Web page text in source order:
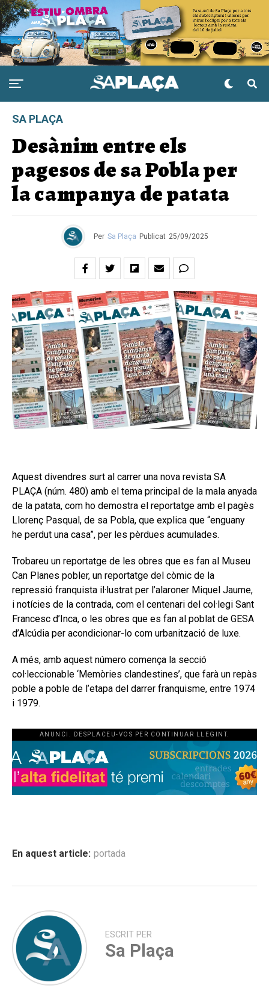
SA PLAÇA
Desànim entre els
pagesos de sa Pobla per
la campanya de patata
Per Sa Plaça Publicat 25/09/2025
Aquest divendres surt al carrer una nova revista SA
PLAÇA (núm. 480) amb el tema principal de la mala anyada
de la patata, com ho demostra el reportatge amb el pagès
Llorenç Pasqual, de sa Pobla, que explica que “enguany
he perdut una casa”, per les pèrdues acumulades.
Trobareu un reportatge de les obres que es fan al Museu
Can Planes pobler, un reportatge del còmic de la
repressió franquista il·lustrat per l’alaroner Miquel Jaume,
i notícies de la contrada, com el centenari del col·legi Sant
Francesc d’Inca, o les obres que es fan al poblat de GESA
d’Alcúdia per acondicionar-lo com urbanització de luxe.
A més, amb aquest número comença la secció
col·leccionable ‘Memòries clandestines’, que farà un repàs
poble a poble de l’etapa del darrer franquisme, entre 1974
i 1979.
ANUNCI. DESPLACEU-VOS PER CONTINUAR LLEGINT.
En aquest article: portada
ESCRIT PER
Sa Plaça